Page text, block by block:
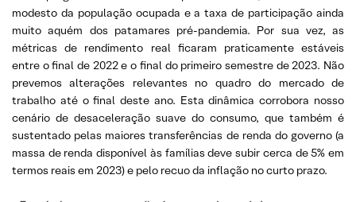
modesto da população ocupada e a taxa de participação ainda
muito aquém dos patamares pré-pandemia. Por sua vez, as
métricas de rendimento real ficaram praticamente estáveis
entre o final de 2022 e o final do primeiro semestre de 2023. Não
prevemos alterações relevantes no quadro do mercado de
trabalho até o final deste ano. Esta dinâmica corrobora nosso
cenário de desaceleração suave do consumo, que também é
sustentado pelas maiores transferências de renda do governo (a
massa de renda disponível às famílias deve subir cerca de 5% em
termos reais em 2023) e pelo recuo da inflação no curto prazo.